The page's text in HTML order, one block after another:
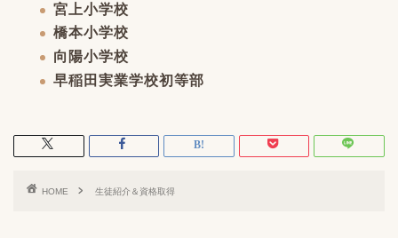
宮上小学校
橋本小学校
向陽小学校
早稲田実業学校初等部
HOME 生徒紹介＆資格取得